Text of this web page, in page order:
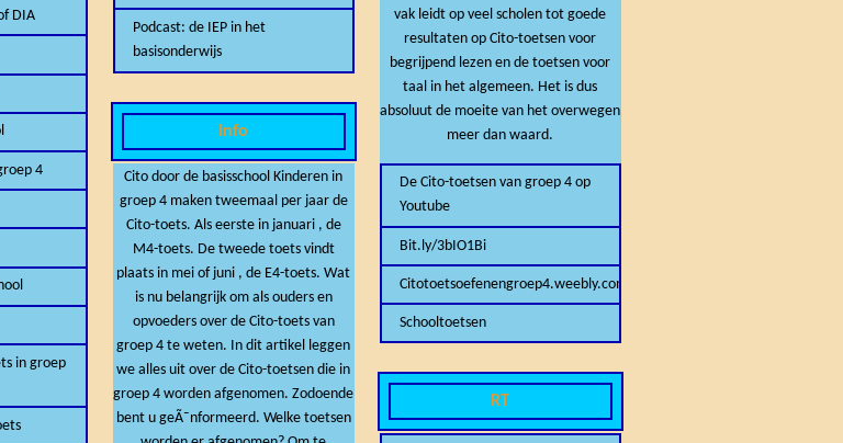
DIA
4
in groep
Podcast: de IEP in het
basisonderwijs
Info
Cito door de basisschool Kinderen in
groep 4 maken tweemaal per jaar de
Cito-toets. Als eerste in januari , de
M4-toets. De tweede toets vindt
plaats in mei of juni , de E4-toets. Wat
is nu belangrijk om als ouders en
opvoeders over de Cito-toets van
groep 4 te weten. In dit artikel leggen
we alles uit over de Cito-toetsen die in
groep 4 worden afgenomen. Zodoende
bent u geÃ¯nformeerd. Welke toetsen
vak leidt op veel scholen tot goede
resultaten op Cito-toetsen voor
begrijpend lezen en de toetsen voor
taal in het algemeen. Het is dus
absoluut de moeite van het overwegen
meer dan waard.
De Cito-toetsen van groep 4 op
Youtube
Bit.ly/3bIO1Bi
Citotoetsoefenengroep4.weebly.com
Schooltoetsen
RT